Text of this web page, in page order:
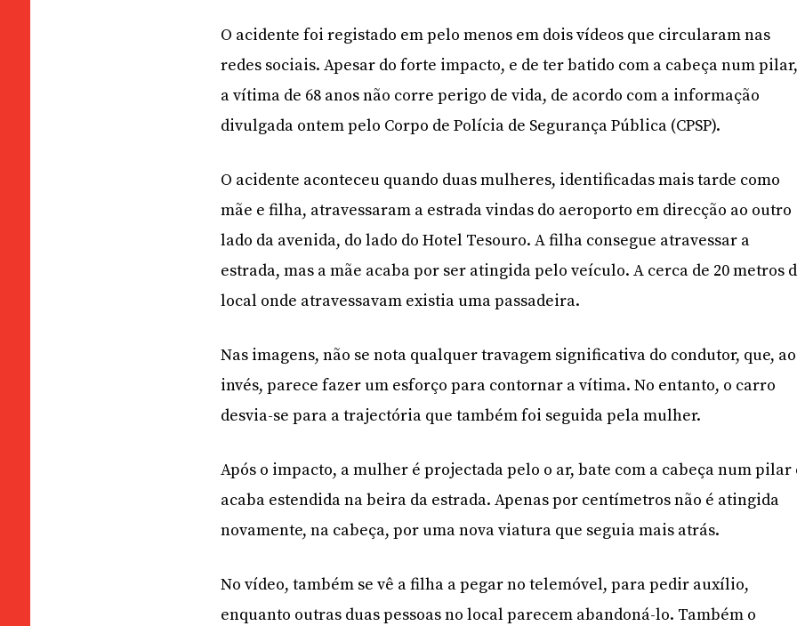
O acidente foi registado em pelo menos em dois vídeos que circularam nas
redes sociais. Apesar do forte impacto, e de ter batido com a cabeça num
a vítima de 68 anos não corre perigo de vida, de acordo com a informação
divulgada ontem pelo Corpo de Polícia de Segurança Pública (CPSP).
O acidente aconteceu quando duas mulheres, identificadas mais tarde como
mãe e filha, atravessaram a estrada vindas do aeroporto em direcção ao outro
lado da avenida, do lado do Hotel Tesouro. A filha consegue atravessar a
estrada, mas a mãe acaba por ser atingida pelo veículo. A cerca de 20 metros
local onde atravessavam existia uma passadeira.
Nas imagens, não se nota qualquer travagem significativa do condutor, que, ao
invés, parece fazer um esforço para contornar a vítima. No entanto, o carro
desvia-se para a trajectória que também foi seguida pela mulher.
Após o impacto, a mulher é projectada pelo o ar, bate com a cabeça num pilar
acaba estendida na beira da estrada. Apenas por centímetros não é atingida
novamente, na cabeça, por uma nova viatura que seguia mais atrás.
No vídeo, também se vê a filha a pegar no telemóvel, para pedir auxílio,
enquanto outras duas pessoas no local parecem abandoná-lo. Também o